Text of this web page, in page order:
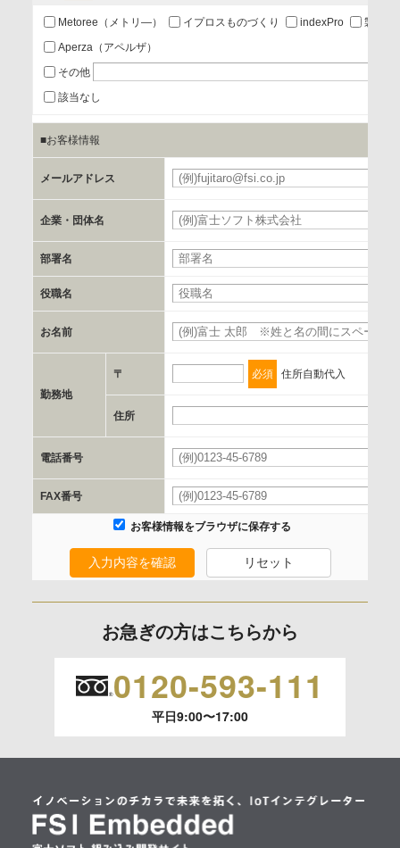
あり
a.個人情報の提供・利用目的
当該企業/団体のサービス等のご案内及び当該企業/団体からの
お客様のご氏名、フリガナ、企業・団体名、部署名、役職、
郵便番号、住所、電話番号、FAX番号、メールアドレス
c.第三者への提供の手段または手法
書類の送付又は電子的な方法
d.提供先および管理者
当社とイベント/セミナーを共同で開催する企業/団体
e.個人情報取り扱いに関する契約
当社と当該企業/団体とは、個人情報取扱に関する覚書の締結
を行います。
委託の有無
利用目的の通知、開示、内容の訂正、追加または削除、利用
います。）に応じます。
開示等のご請求は、下記お問い合わせ先窓口へご連絡願いま
す。
る結果
情報提供は任意ですが、情報を提供しなかった場合、情報の
Metoree（メトリ―） イプロスものづくり indexPro
製品ナ
Aperza（アペルザ）
その他
該当なし
■お客様情報
メールアドレス
企業・団体名
部署名
役職名
お名前
勤務地
〒 必須 住所自動代入
住所
電話番号
FAX番号
お客様情報をブラウザに保存する
入力内容を確認 リセット
お急ぎの方はこちらから
0120-593-111
平日9:00〜17:00